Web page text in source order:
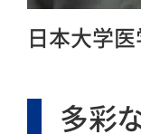
日本大学
多彩